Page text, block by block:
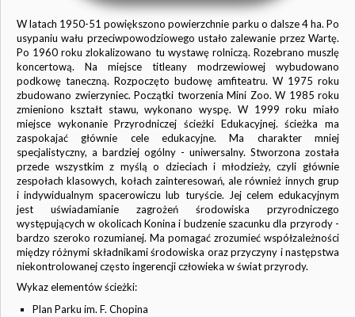
W latach 1950-51 powiększono powierzchnie parku o dalsze 4 ha. Po
usypaniu wału przeciwpowodziowego ustało zalewanie przez Wartę.
Po 1960 roku zlokalizowano tu wystawę rolniczą. Rozebrano muszlę
koncertową. Na miejsce titleany modrzewiowej wybudowano
podkowę taneczną. Rozpoczęto budowę amfiteatru. W 1975 roku
zbudowano zwierzyniec. Początki tworzenia Mini Zoo. W 1985 roku
zmieniono kształt stawu, wykonano wyspę. W 1999 roku miało
miejsce wykonanie Przyrodniczej ścieżki Edukacyjnej. ścieżka ma
zaspokajać głównie cele edukacyjne. Ma charakter mniej
specjalistyczny, a bardziej ogólny - uniwersalny. Stworzona została
przede wszystkim z myślą o dzieciach i młodzieży, czyli głównie
zespołach klasowych, kołach zainteresowań, ale również innych grup
i indywidualnym spacerowiczu lub turyście. Jej celem edukacyjnym
jest uświadamianie zagrożeń środowiska przyrodniczego
występujących w okolicach Konina i budzenie szacunku dla przyrody -
bardzo szeroko rozumianej. Ma pomagać zrozumieć współzależności
między różnymi składnikami środowiska oraz przyczyny i następstwa
niekontrolowanej często ingerencji człowieka w świat przyrody.
Wykaz elementów ścieżki:
Plan Parku im. F. Chopina